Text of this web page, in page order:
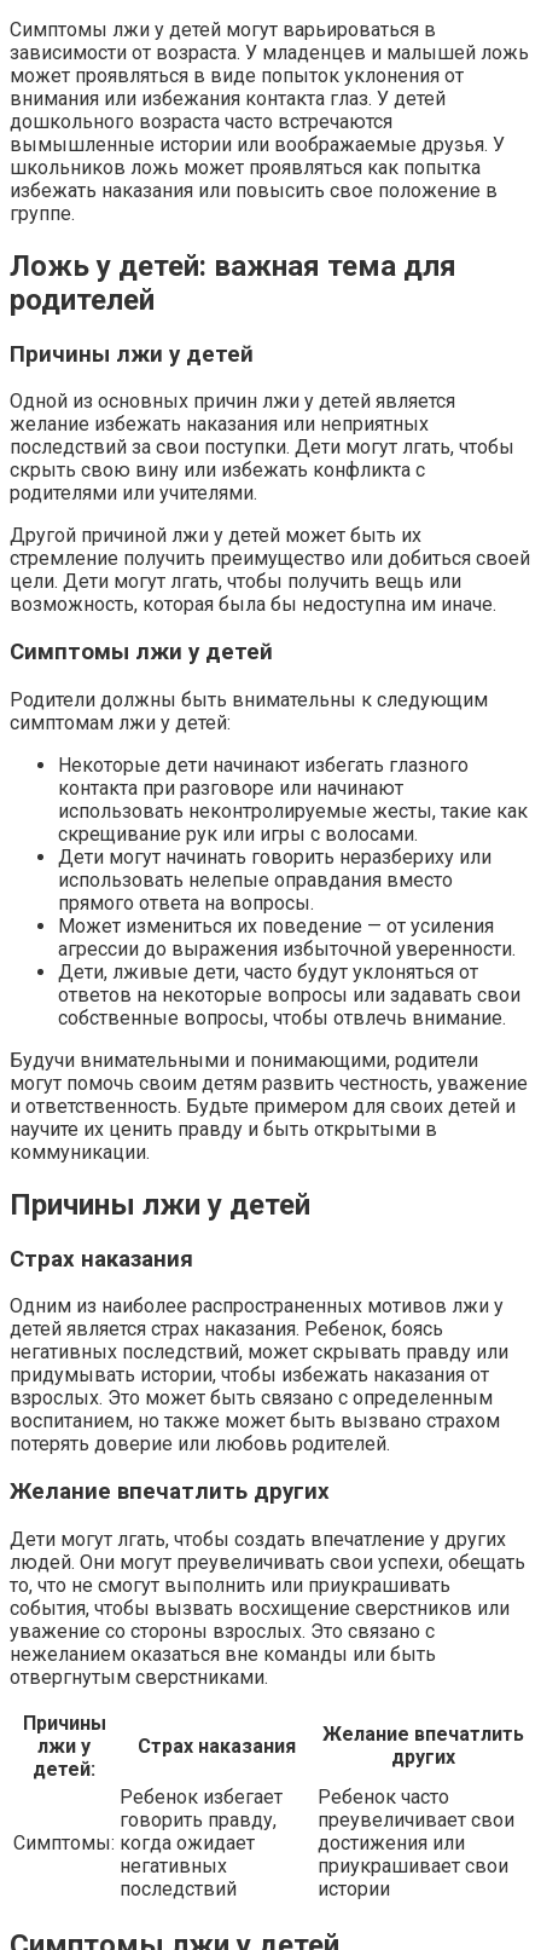
Симптомы лжи у детей могут варьироваться в
зависимости от возраста. У младенцев и малышей ложь
может проявляться в виде попыток уклонения от
внимания или избежания контакта глаз. У детей
дошкольного возраста часто встречаются
вымышленные истории или воображаемые друзья. У
школьников ложь может проявляться как попытка
избежать наказания или повысить свое положение в
группе.
Ложь у детей: важная тема для
родителей
Причины лжи у детей
Одной из основных причин лжи у детей является
желание избежать наказания или неприятных
последствий за свои поступки. Дети могут лгать, чтобы
скрыть свою вину или избежать конфликта с
родителями или учителями.
Другой причиной лжи у детей может быть их
стремление получить преимущество или добиться своей
цели. Дети могут лгать, чтобы получить вещь или
возможность, которая была бы недоступна им иначе.
Симптомы лжи у детей
Родители должны быть внимательны к следующим
симптомам лжи у детей:
Некоторые дети начинают избегать глазного
контакта при разговоре или начинают
использовать неконтролируемые жесты, такие как
скрещивание рук или игры с волосами.
Дети могут начинать говорить неразбериху или
использовать нелепые оправдания вместо
прямого ответа на вопросы.
Может измениться их поведение — от усиления
агрессии до выражения избыточной уверенности.
Дети, лживые дети, часто будут уклоняться от
ответов на некоторые вопросы или задавать свои
собственные вопросы, чтобы отвлечь внимание.
Будучи внимательными и понимающими, родители
могут помочь своим детям развить честность, уважение
и ответственность. Будьте примером для своих детей и
научите их ценить правду и быть открытыми в
коммуникации.
Причины лжи у детей
Страх наказания
Одним из наиболее распространенных мотивов лжи у
детей является страх наказания. Ребенок, боясь
негативных последствий, может скрывать правду или
придумывать истории, чтобы избежать наказания от
взрослых. Это может быть связано с определенным
воспитанием, но также может быть вызвано страхом
потерять доверие или любовь родителей.
Желание впечатлить других
Дети могут лгать, чтобы создать впечатление у других
людей. Они могут преувеличивать свои успехи, обещать
то, что не смогут выполнить или приукрашивать
события, чтобы вызвать восхищение сверстников или
уважение со стороны взрослых. Это связано с
нежеланием оказаться вне команды или быть
отвергнутым сверстниками.
Причины
лжи у
детей:
Страх наказания
Желание впечатлить
других
Симптомы:
Ребенок избегает
говорить правду,
когда ожидает
негативных
последствий
Ребенок часто
преувеличивает свои
достижения или
приукрашивает свои
истории